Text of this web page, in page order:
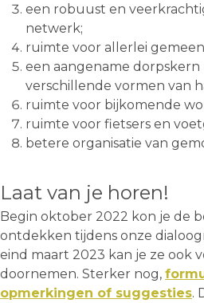
een robuust en
netwerk;
ruimte voor allerlei
een aangename
verschillende vormen van
ruimte voor bijkomende
ruimte voor fietsers en
betere organisatie van
Laat van je horen!
Begin oktober 2022 kon je de
ontdekken tijdens onze
eind maart 2023 kan je ze ook
doornemen. Sterker nog,
opmerkingen of suggesties.